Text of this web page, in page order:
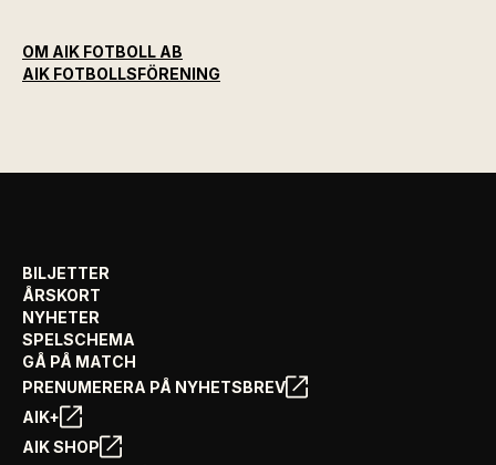
OM AIK FOTBOLL AB
AIK FOTBOLLSFÖRENING
BILJETTER
ÅRSKORT
NYHETER
SPELSCHEMA
GÅ PÅ MATCH
PRENUMERERA PÅ NYHETSBREV
AIK+
AIK SHOP